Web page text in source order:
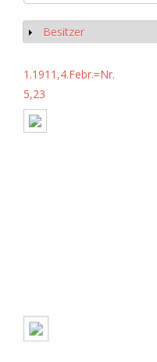
Show
Besitzer
1.1911,4.Febr.=Nr.
5,23